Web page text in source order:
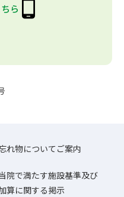
ら
れ物についてご案内
院で満たす施設基準及び
算に関する掲示